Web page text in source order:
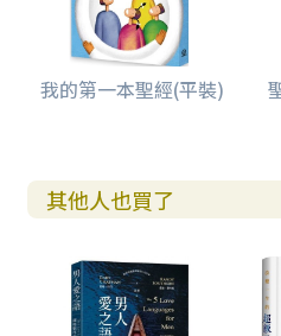
我的第一本聖經(平裝)
其他人也買了